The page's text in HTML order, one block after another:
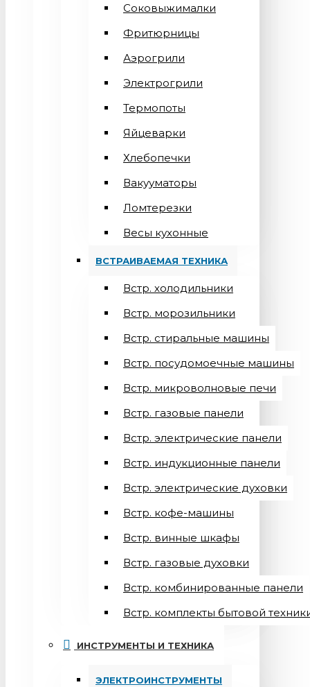
Соковыжималки
Фритюрницы
Аэрогрили
Электрогрили
Термопоты
Яйцеварки
Хлебопечки
Вакууматоры
Ломтерезки
Весы кухонные
ВСТРАИВАЕМАЯ ТЕХНИКА
Встр. холодильники
Встр. морозильники
Встр. стиральные машины
Встр. посудомоечные машины
Встр. микроволновые печи
Встр. газовые панели
Встр. электрические панели
Встр. индукционные панели
Встр. электрические духовки
Встр. кофе-машины
Встр. винные шкафы
Встр. газовые духовки
Встр. комбинированные панели
Встр. комплекты бытовой
ИНСТРУМЕНТЫ И ТЕХНИКА
ЭЛЕКТРОИНСТРУМЕНТЫ